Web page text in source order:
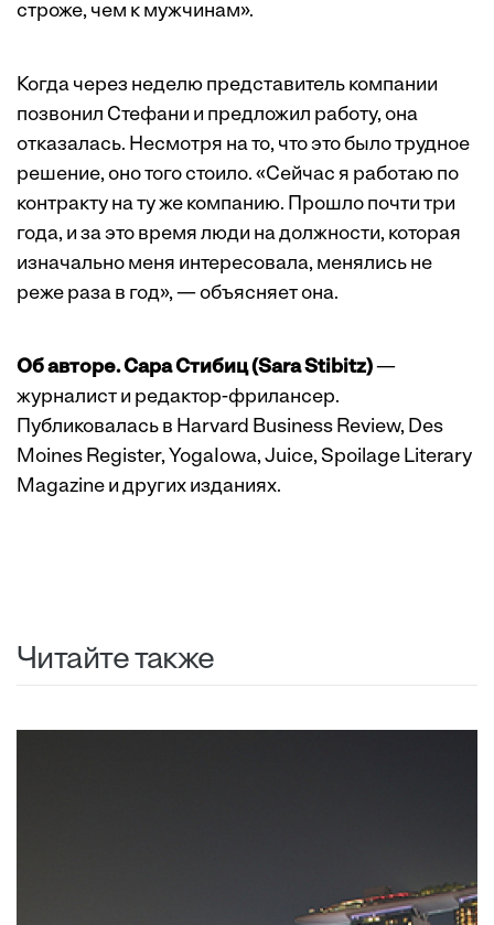
строже, чем к мужчинам».
Когда через неделю представитель компании
позвонил Стефани и предложил работу, она
отказалась. Несмотря на то, что это было трудное
решение, оно того стоило. «Сейчас я работаю по
контракту на ту же компанию. Прошло почти три
года, и за это время люди на должности, которая
изначально меня интересовала, менялись не
реже раза в год», — объясняет она.
Об авторе. Сара Стибиц (Sara Stibitz)—
журналист и редактор-фрилансер.
Публиковалась в Harvard Business Review, Des
Moines Register, YogaIowa, Juice, Spoilage Literary
Magazine и других изданиях.
Читайте также